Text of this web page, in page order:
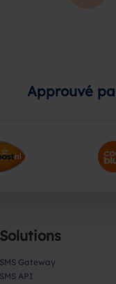
Approuvé
Solutions
SMS Gateway
SMS API